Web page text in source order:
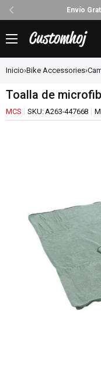
Envío
directamente
al
contenido
Customhoj
Inicio›Bike Accessories›
Toalla de
MCS SKU:A263-447668